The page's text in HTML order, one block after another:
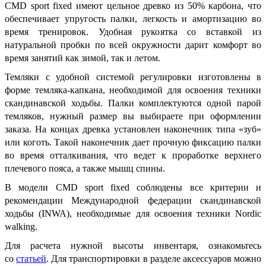
CMD sport fixed имеют цельное древко из 50% карбона, что
обеспечивает упругость палки, легкость и амортизацию во
время тренировок. Удобная рукоятка со вставкой из
натуральной пробки по всей окружности дарит комфорт во
время занятий как зимой, так и летом.
Темляки с удобной системой регулировки изготовлены в
форме темляка-капкана, необходимой для освоения техники
скандинавской ходьбы. Палки комплектуются одной парой
темляков, нужный размер вы выбираете при оформлении
заказа. На концах древка установлен наконечник типа «зуб»
или коготь. Такой наконечник дает прочную фиксацию палки
во время отталкивания, что ведет к проработке верхнего
плечевого пояса, а также мышц спины.
В модели CMD sport fixed соблюдены все критерии и
рекомендации Международной федерации скандинавской
ходьбы (INWA), необходимые для освоения техники Nordic
walking.
Для расчета нужной высоты инвентаря, ознакомьтесь
состатьей. Для транспортировки в разделе аксессуаров можно